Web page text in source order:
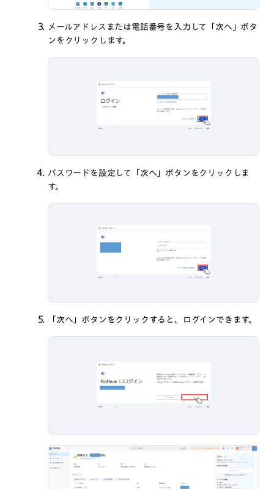
メールアドレスまたは電話番号を入力して「次へ」ボタ
ンをクリックします。
パスワードを設定して「次へ」ボタンをクリックしま
す。
「次へ」ボタンをクリックすると、ログインできます。